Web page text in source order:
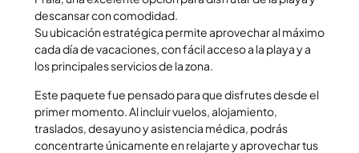
descansar con comodidad.
Su ubicación estratégica permite aprovechar al máximo
cada día de vacaciones, con fácil acceso a la playa y a
los principales servicios de la zona.
Este paquete fue pensado para que disfrutes desde el
primer momento. Al incluir vuelos, alojamiento,
traslados, desayuno y asistencia médica, podrás
concentrarte únicamente en relajarte y aprovechar tus